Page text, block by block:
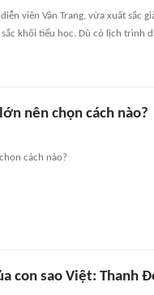
viên Vân Trang, vừa xuất sắc
khối tiểu học. Dù có lịch trình
nên chọn cách nào?
cách nào?
con sao Việt: Thanh